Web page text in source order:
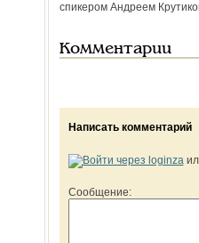
спикером Андреем
Комментарии
Написать комментарий
Сообщение: